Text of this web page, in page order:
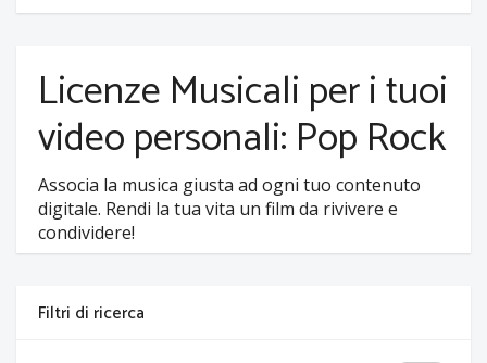
Licenze Musicali per i tuoi
video personali: Pop Rock
Associa la musica giusta ad ogni tuo contenuto
digitale. Rendi la tua vita un film da rivivere e
condividere!
Filtri di ricerca